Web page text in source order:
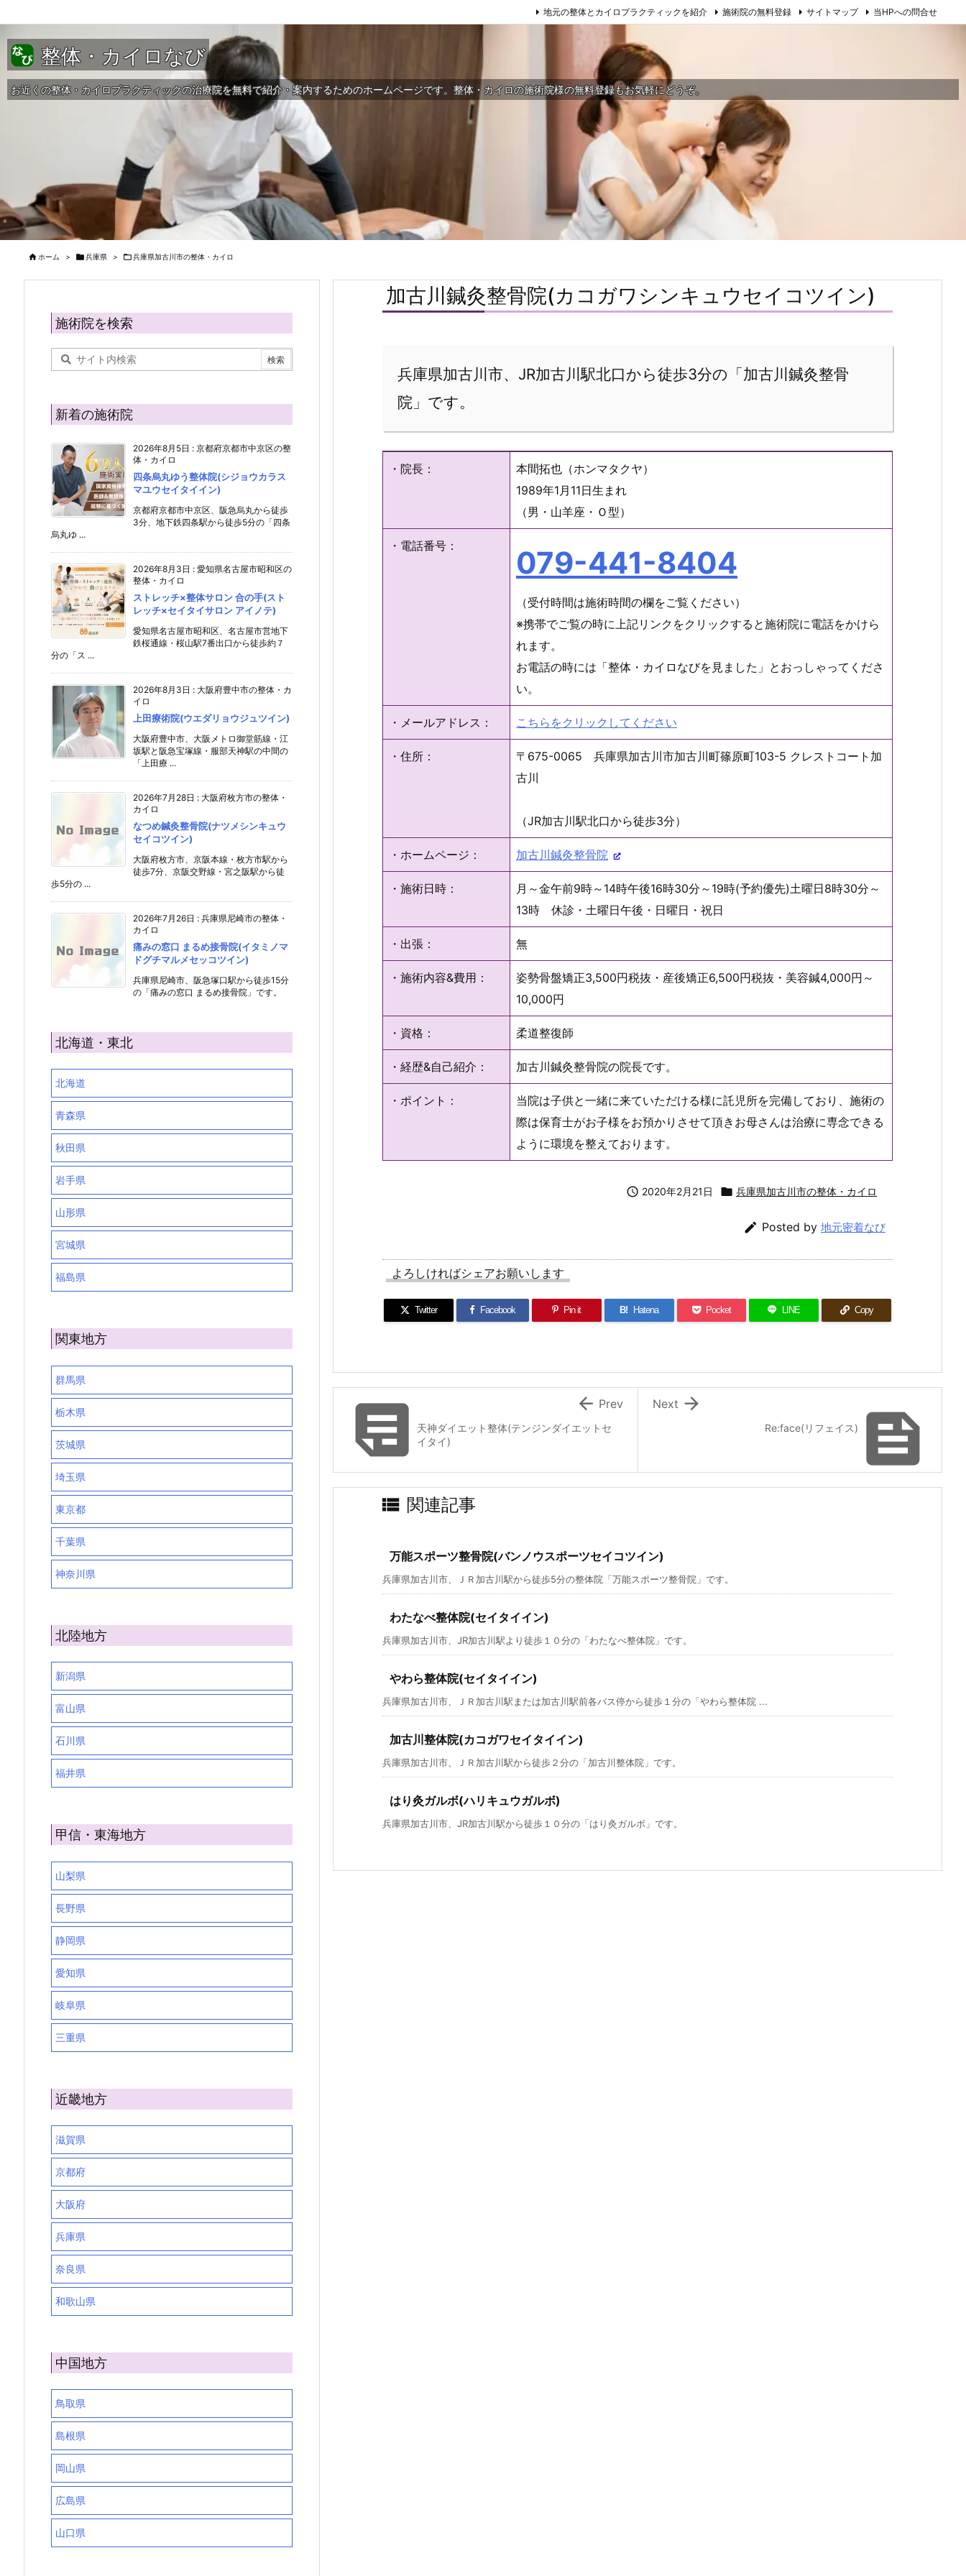
地元の整体とカイロプラクティックを紹介 施術院の無料登録 サイトマップ 当HPへの問合せ
整体・カイロなび
お近くの整体・カイロプラクティックの治療院を無料で紹介・案内するためのホームページです。整体・カイロの施術院様の無料登録もお気軽にどうぞ。
 ホーム > 兵庫県 > 兵庫県加古川市の整体・カイロ
加古川鍼灸整骨院(カコガワシンキュウセイコツイン)
兵庫県加古川市、JR加古川駅北口から徒歩3分の「加古川鍼灸整骨
院」です。
・院長：
本間拓也（ホンマタクヤ）
1989年1月11日生まれ
（男・山羊座・Ｏ型）
・電話番号： 079-441-8404
（受付時間は施術時間の欄をご覧ください）
※携帯でご覧の時に上記リンクをクリックすると施術院に電話をかけら
れます。
お電話の時には「整体・カイロなびを見ました」とおっしゃってくださ
い。
・メールアドレス： こちらをクリックしてください
・住所：
〒675-0065 兵庫県加古川市加古川町篠原町103-5 クレストコート加
古川
（JR加古川駅北口から徒歩3分）
・ホームページ： 加古川鍼灸整骨院
・施術日時：
月～金午前9時～14時午後16時30分～19時(予約優先)土曜日8時30分～
13時 休診・土曜日午後・日曜日・祝日
・出張： 無
・施術内容&費用：
姿勢骨盤矯正3,500円税抜・産後矯正6,500円税抜・美容鍼4,000円～
10,000円
・資格： 柔道整復師
・経歴&自己紹介： 加古川鍼灸整骨院の院長です。
・ポイント：
当院は子供と一緒に来ていただける様に託児所を完備しており、施術の
際は保育士がお子様をお預かりさせて頂きお母さんは治療に専念できる
ように環境を整えております。
 2020年2月21日  兵庫県加古川市の整体・カイロ
 Posted by 地元密着なび
よろしければシェアお願いします
Twitter Facebook Pin it B! Hatena Pocket LINE Copy

Re:face(リフェイス)

Next
天神ダイエット整体(テンジンダイエットセ
イタイ)
 Prev
 関連記事
万能スポーツ整骨院(バンノウスポーツセイコツイン)
兵庫県加古川市、ＪＲ加古川駅から徒歩5分の整体院「万能スポーツ整骨院」です。
わたなべ整体院(セイタイイン)
兵庫県加古川市、JR加古川駅より徒歩１０分の「わたなべ整体院」です。
やわら整体院(セイタイイン)
兵庫県加古川市、ＪＲ加古川駅または加古川駅前各バス停から徒歩１分の「やわら整体院 ...
加古川整体院(カコガワセイタイイン)
兵庫県加古川市、ＪＲ加古川駅から徒歩２分の「加古川整体院」です。
はり灸ガルボ(ハリキュウガルボ)
兵庫県加古川市、JR加古川駅から徒歩１０分の「はり灸ガルボ」です。
施術院を検索
新着の施術院
2026年8月5日 : 京都府京都市中京区の整
体・カイロ
四条烏丸ゆう整体院(シジョウカラス
マユウセイタイイン)
京都府京都市中京区、阪急烏丸から徒歩
3分、地下鉄四条駅から徒歩5分の「四条
烏丸ゆ ...
2026年8月3日 : 愛知県名古屋市昭和区の
整体・カイロ
ストレッチ×整体サロン 合の手(スト
レッチ×セイタイサロン アイノテ)
愛知県名古屋市昭和区、名古屋市営地下
鉄桜通線・桜山駅7番出口から徒歩約７
分の「ス ...
2026年8月3日 : 大阪府豊中市の整体・カ
イロ
上田療術院(ウエダリョウジュツイン)
大阪府豊中市、大阪メトロ御堂筋線・江
坂駅と阪急宝塚線・服部天神駅の中間の
「上田療 ...
2026年7月28日 : 大阪府枚方市の整体・
カイロ
なつめ鍼灸整骨院(ナツメシンキュウ
セイコツイン)
大阪府枚方市、京阪本線・枚方市駅から
徒歩7分、京阪交野線・宮之阪駅から徒
歩5分の ...
2026年7月26日 : 兵庫県尼崎市の整体・
カイロ
痛みの窓口 まるめ接骨院(イタミノマ
ドグチマルメセッコツイン)
兵庫県尼崎市、阪急塚口駅から徒歩15分
の「痛みの窓口 まるめ接骨院」です。
北海道・東北
北海道
青森県
秋田県
岩手県
山形県
宮城県
福島県
関東地方
群馬県
栃木県
茨城県
埼玉県
東京都
千葉県
神奈川県
北陸地方
新潟県
富山県
石川県
福井県
甲信・東海地方
山梨県
長野県
静岡県
愛知県
岐阜県
三重県
近畿地方
滋賀県
京都府
大阪府
兵庫県
奈良県
和歌山県
中国地方
鳥取県
島根県
岡山県
広島県
山口県